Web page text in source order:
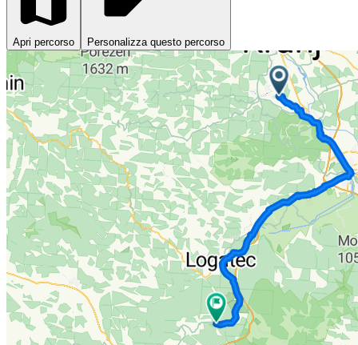
Apri percorso Personalizza questo percorso